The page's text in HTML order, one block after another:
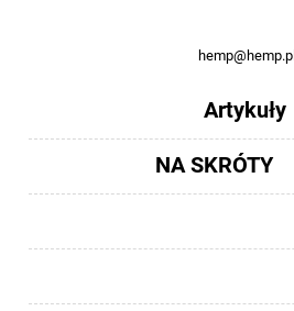
hemp@hemp.pl
Artykuły
NA SKRÓTY